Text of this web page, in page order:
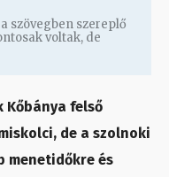
a szövegben szereplő
voltak, de
Kőbánya felső
de a szolnoki
menetidőkre és